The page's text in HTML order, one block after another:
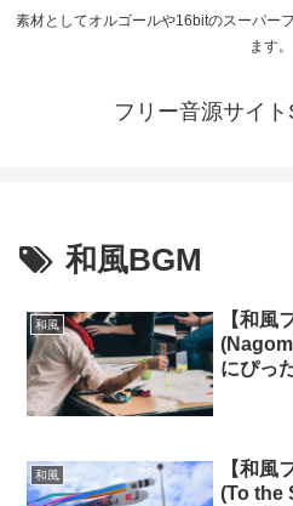
素材としてオルゴールや16bitのスーパー
ます。
フリー音源サイ
和風BGM
和風
【和風
にぴっ
和風
【和風
(To the